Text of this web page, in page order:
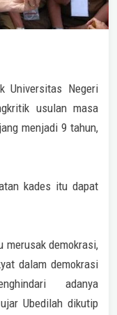
Universitas Negeri
usulan masa
menjadi 9 tahun,
kades itu dapat
merusak demokrasi,
dalam demokrasi
adanya
Ubedilah dikutip